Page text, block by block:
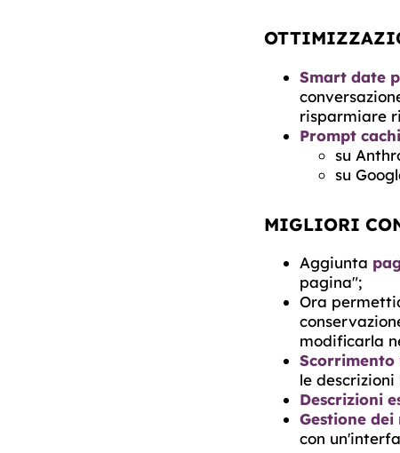
Smart date
risparmiare
Prompt
su
su
MIGLIORI
Aggiunta
pagina";
Ora
modificarla
le
Descrizioni
Gestione
con